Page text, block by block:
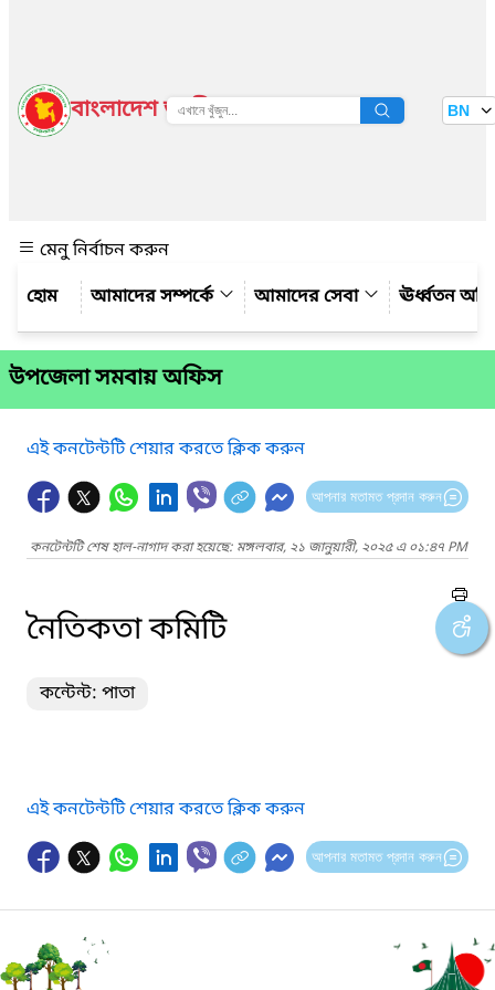
বাংলাদেশ জাতীয় তথ্য বাতায়ন BN
মেনু নির্বাচন করুন
আমাদের সম্পর্কে
আমাদের সেবা ঊর্ধ্বতন
উপজেলা সমবায় অফিস
এই কনটেন্টটি শেয়ার করতে ক্লিক করুন
আপনার মতামত প্রদান করুন
কনটেন্টটি শেষ হাল-নাগাদ করা হয়েছে: মঙ্গলবার, ২১ জানুয়ারী, ২০২৫ এ ০১:৪৭ PM
নৈতিকতা কমিটি
কন্টেন্ট: পাতা
এই কনটেন্টটি শেয়ার করতে ক্লিক করুন
আপনার মতামত প্রদান করুন